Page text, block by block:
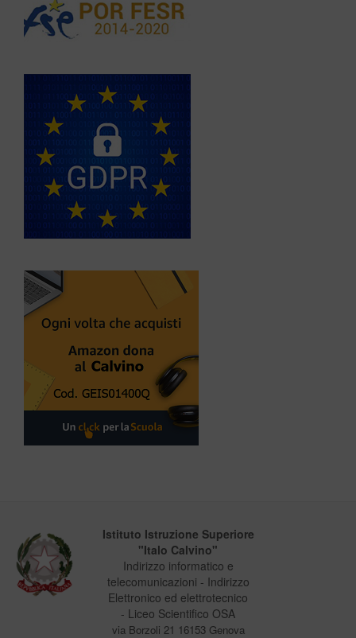
Istituto Istruzione Superiore
"Italo Calvino"
Indirizzo informatico e
telecomunicazioni - Indirizzo
Elettronico ed elettrotecnico
- Liceo Scientifico OSA
via Borzoli 21 16153 Genova